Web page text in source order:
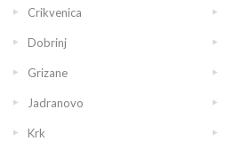
Crikvenica
Dobrinj
Grizane
Jadranovo
Krk